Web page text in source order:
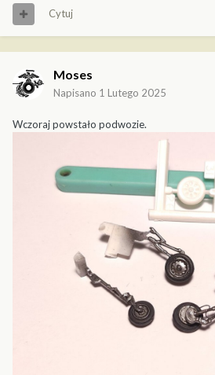
Cytuj
Moses
Napisano 1 Lutego 2025
Wczoraj powstało podwozie.